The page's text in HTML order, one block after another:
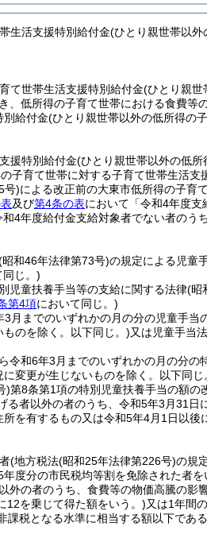
生活支援特別給付金(ひとり親世帯以
て世帯生活支援特別給付金(ひとり親世
、低所得の子育て世帯における食費等
別給付金(ひとり親世帯以外の低所得の
援特別給付金(ひとり親世帯以外の低所
子育て世帯に対する子育て世帯生活支
号)による改正前の大東市低所得の子育
及び第4条の表において「令和4年度支
和4年度給付金支給対象者でない者のうち
昭和46年法律第73号)の規定による児童
同じ。)
児童扶養手当等の支給に関する法律(昭
第4項において同じ。)
月までのいずれかの月の分の児童手当
のを除く。以下同じ。)又は児童手当
令和6年3月までのいずれかの月の分の
変更が生じないものを除く。以下同じ
)第8条第1項の特別児童扶養手当の額の
る者以外の者のうち、令和5年3月31
を有するもの又は令和5年4月1日以
(地方税法(昭和25年法律第226号)の規
度分の市民税均等割を免除された者を
外の者のうち、食費等の物価高騰の影
12を乗じて得た額をいう。)又は1年間
課税となる水準に相当する額以下であ